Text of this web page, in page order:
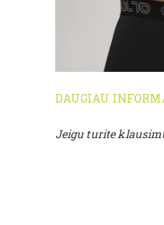
DAUGIAU
Jeigu turite